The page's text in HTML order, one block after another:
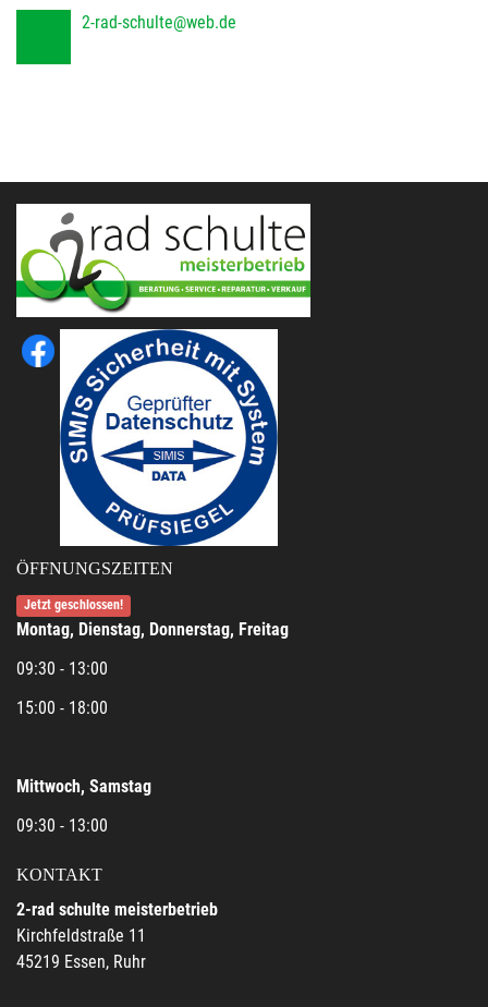
2-rad-schulte@web.de
ÖFFNUNGSZEITEN
Jetzt geschlossen!
Montag, Dienstag, Donnerstag, Freitag
09:30 - 13:00
15:00 - 18:00
Mittwoch, Samstag
09:30 - 13:00
KONTAKT
2-rad schulte meisterbetrieb
Kirchfeldstraße 11
45219 Essen, Ruhr